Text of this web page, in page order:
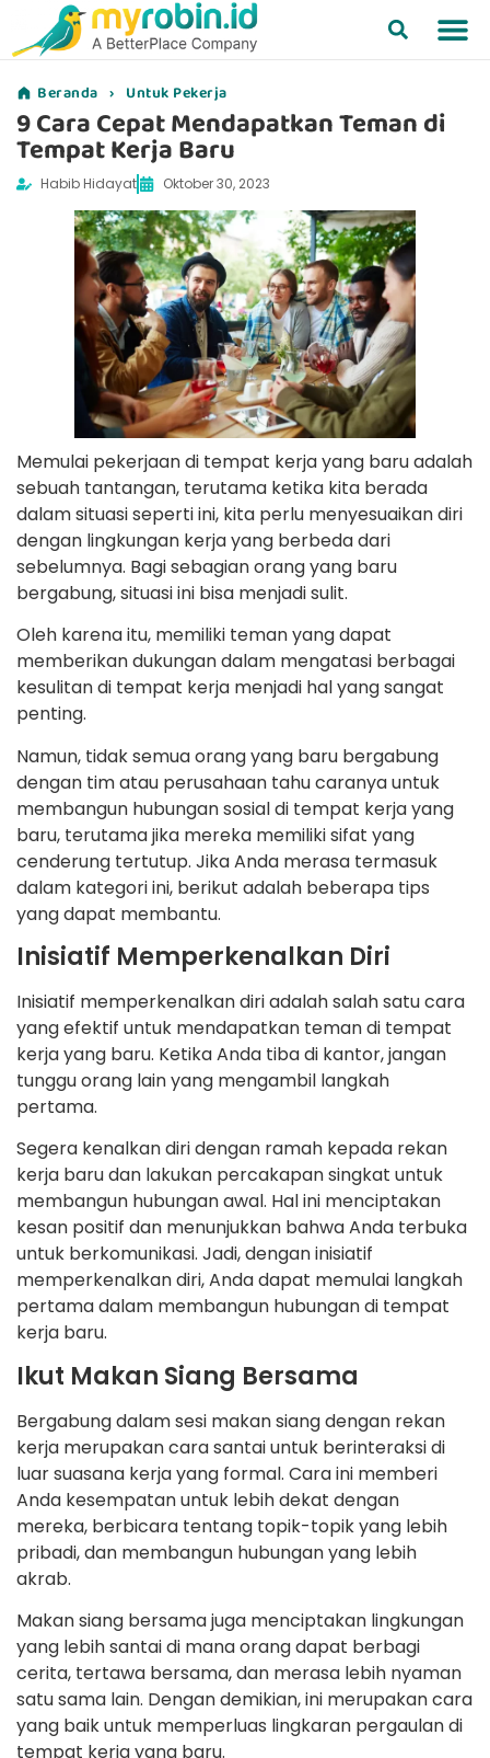
Beranda › Untuk Pekerja
9 Cara Cepat Mendapatkan Teman di
Tempat Kerja Baru
Habib Hidayat Oktober 30, 2023
Memulai pekerjaan di tempat kerja yang baru adalah
sebuah tantangan, terutama ketika kita berada
dalam situasi seperti ini, kita perlu menyesuaikan diri
dengan lingkungan kerja yang berbeda dari
sebelumnya. Bagi sebagian orang yang baru
bergabung, situasi ini bisa menjadi sulit.
Oleh karena itu, memiliki teman yang dapat
memberikan dukungan dalam mengatasi berbagai
kesulitan di tempat kerja menjadi hal yang sangat
penting.
Namun, tidak semua orang yang baru bergabung
dengan tim atau perusahaan tahu caranya untuk
membangun hubungan sosial di tempat kerja yang
baru, terutama jika mereka memiliki sifat yang
cenderung tertutup. Jika Anda merasa termasuk
dalam kategori ini, berikut adalah beberapa tips
yang dapat membantu.
Inisiatif Memperkenalkan Diri
Inisiatif memperkenalkan diri adalah salah satu cara
yang efektif untuk mendapatkan teman di tempat
kerja yang baru. Ketika Anda tiba di kantor, jangan
tunggu orang lain yang mengambil langkah
pertama.
Segera kenalkan diri dengan ramah kepada rekan
kerja baru dan lakukan percakapan singkat untuk
membangun hubungan awal. Hal ini menciptakan
kesan positif dan menunjukkan bahwa Anda terbuka
untuk berkomunikasi. Jadi, dengan inisiatif
memperkenalkan diri, Anda dapat memulai langkah
pertama dalam membangun hubungan di tempat
kerja baru.
Ikut Makan Siang Bersama
Bergabung dalam sesi makan siang dengan rekan
kerja merupakan cara santai untuk berinteraksi di
luar suasana kerja yang formal. Cara ini memberi
Anda kesempatan untuk lebih dekat dengan
mereka, berbicara tentang topik-topik yang lebih
pribadi, dan membangun hubungan yang lebih
akrab.
Makan siang bersama juga menciptakan lingkungan
yang lebih santai di mana orang dapat berbagi
cerita, tertawa bersama, dan merasa lebih nyaman
satu sama lain. Dengan demikian, ini merupakan cara
yang baik untuk memperluas lingkaran pergaulan di
tempat kerja yang baru.